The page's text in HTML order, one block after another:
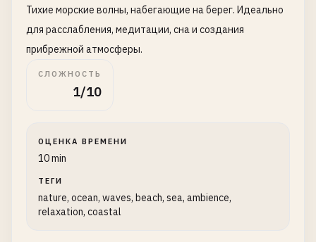
Тихие морские волны, набегающие на берег. Идеально
для расслабления, медитации, сна и создания
прибрежной атмосферы.
СЛОЖНОСТЬ
1/10
ОЦЕНКА ВРЕМЕНИ
10 min
ТЕГИ
nature, ocean, waves, beach, sea, ambience,
relaxation, coastal